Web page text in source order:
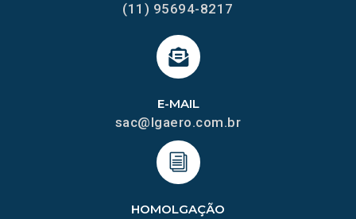
HOMOLGAÇÃO
E-MAIL
sac@lgaero.com.br
(11) 95694-8217